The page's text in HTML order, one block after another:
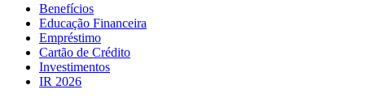
Benefícios
Educação Financeira
Empréstimo
Cartão de Crédito
Investimentos
IR 2026